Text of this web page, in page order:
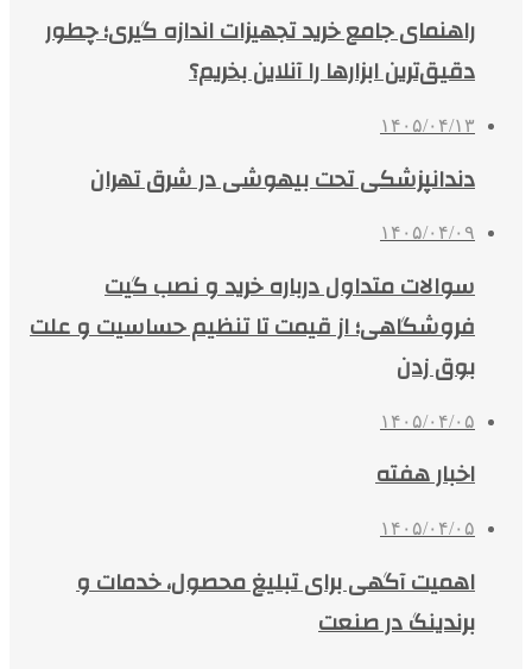
راهنمای جامع خرید تجهیزات اندازه گیری؛ چطور
دقیق‌ترین ابزارها را آنلاین بخریم؟
۱۴۰۵/۰۴/۱۳
دندانپزشکی تحت بیهوشی در شرق تهران
۱۴۰۵/۰۴/۰۹
سوالات متداول درباره خرید و نصب گیت
فروشگاهی؛ از قیمت تا تنظیم حساسیت و علت
بوق زدن
۱۴۰۵/۰۴/۰۵
اخبار هفته
۱۴۰۵/۰۴/۰۵
اهمیت آگهی برای تبلیغ محصول، خدمات و
برندینگ در صنعت